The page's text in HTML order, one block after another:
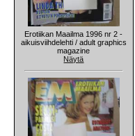
Erotiikan Maailma 1996 nr 2 -
aikuisviihdelehti / adult graphics
magazine
Näytä